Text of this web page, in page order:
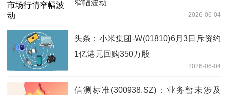
窄幅波动
2026-06-04
头条：小米集团-W(01810)6月3日斥资约
1亿港元回购350万股
2026-06-04
信测标准(300938.SZ)：业务暂未涉及